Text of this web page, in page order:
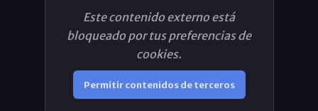
Este contenido externo está
bloqueado por tus preferencias de
cookies.
Permitir contenidos de terceros